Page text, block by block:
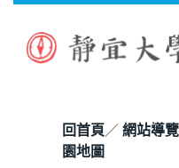
回首頁 ／ 網站導覽
園地圖